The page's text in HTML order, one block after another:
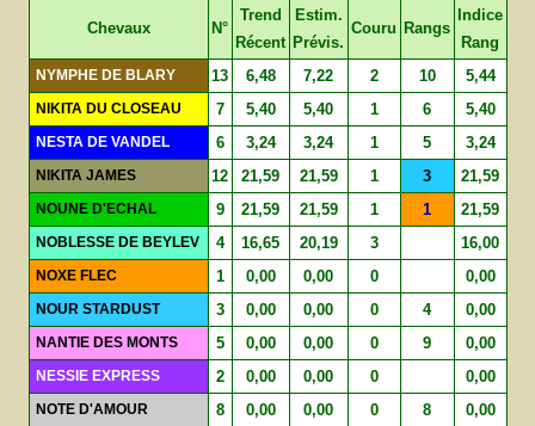
Chevaux N°
Trend
Récent
Estim.
Prévis.
Couru Rangs
Indice
Rang
NYMPHE DE BLARY 13 6,48 7,22 2 10 5,44
NIKITA DU CLOSEAU 7 5,40 5,40 1 6 5,40
NESTA DE VANDEL 6 3,24 3,24 1 5 3,24
NIKITA JAMES 12 21,59 21,59 1 3 21,59
NOUNE D'ECHAL 9 21,59 21,59 1 1 21,59
NOBLESSE DE BEYLEV 4 16,65 20,19 3 16,00
NOXE FLEC 1 0,00 0,00 0 0,00
NOUR STARDUST 3 0,00 0,00 0 4 0,00
NANTIE DES MONTS 5 0,00 0,00 0 9 0,00
NESSIE EXPRESS 2 0,00 0,00 0 0,00
NOTE D'AMOUR 8 0,00 0,00 0 8 0,00